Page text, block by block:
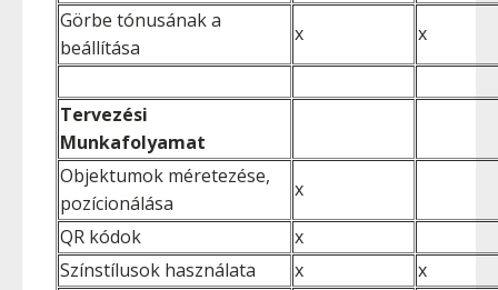
Görbe tónusának a
beállítása
x x
Tervezési
Munkafolyamat
Objektumok méretezése,
pozícionálása
x
QR kódok
x
Színstílusok használata
x
x